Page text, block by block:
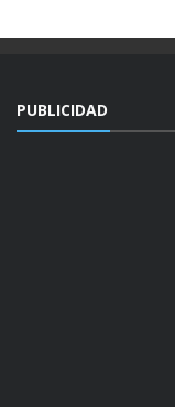
PUBLICIDAD